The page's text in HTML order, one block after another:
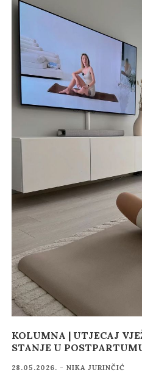
KOLUMNA | UTJECAJ
STANJE U
28.05.2026. - NIKA JURINČIĆ